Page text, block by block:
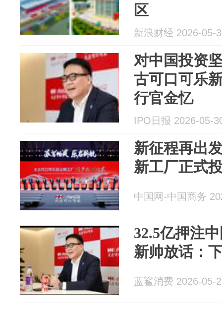
区
新浪财经 2026-05-
对中国投资
古可口可乐
行官金忆
IPO日报 2026-05-
新征程再出
新工厂正式
中国网-中国商务
32.5亿押注
新帅放话：
蓝鲨消费 2026-05-